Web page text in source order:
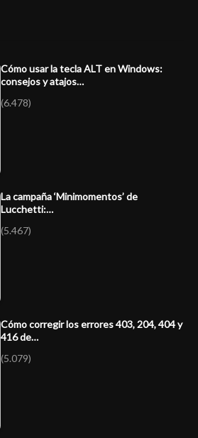
Cómo usar la tecla ALT en Windows:
consejos y atajos…
(6.478)
La campaña ‘Minimomentos’ de
Lucchetti:…
(5.467)
Cómo corregir los errores 403, 204, 404 y
416 de…
(5.079)